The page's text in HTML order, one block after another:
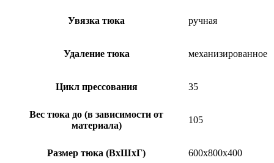
Увязка тюка ручная
Удаление тюка механизированное
Цикл прессования 35
Вес тюка до (в зависимости от
материала)
105
Размер тюка (ВxШxГ) 600х800х400